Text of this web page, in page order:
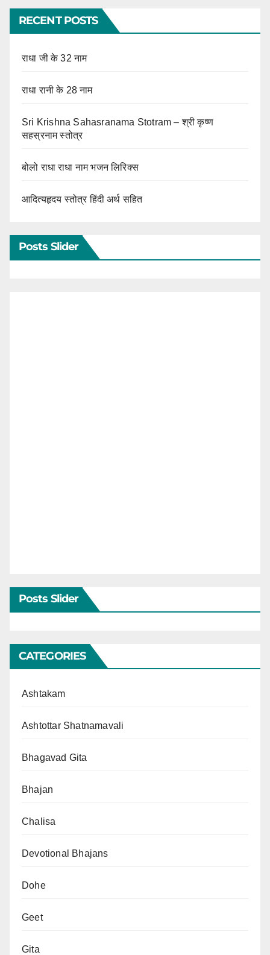
RECENT POSTS
राधा जी के 32 नाम
राधा रानी के 28 नाम
Sri Krishna Sahasranama Stotram – श्री कृष्ण
सहस्रनाम स्तोत्र
बोलो राधा राधा नाम भजन लिरिक्स
आदित्यहृदय स्तोत्र हिंदी अर्थ सहित
Posts Slider
Posts Slider
CATEGORIES
Ashtakam
Ashtottar Shatnamavali
Bhagavad Gita
Bhajan
Chalisa
Devotional Bhajans
Dohe
Geet
Gita